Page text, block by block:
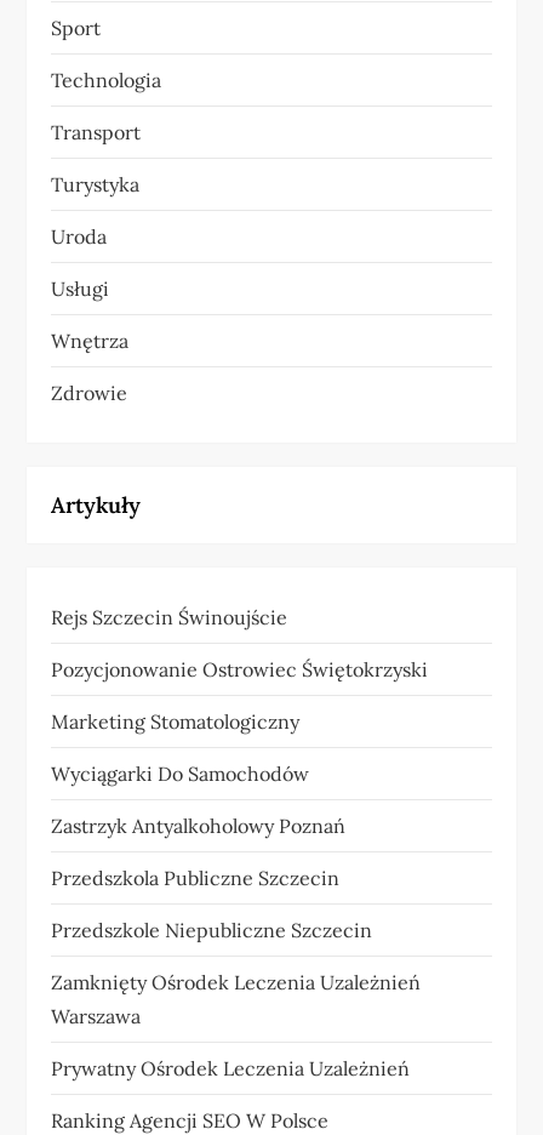
Sport
Technologia
Transport
Turystyka
Uroda
Usługi
Wnętrza
Zdrowie
Artykuły
Rejs Szczecin Świnoujście
Pozycjonowanie Ostrowiec Świętokrzyski
Marketing Stomatologiczny
Wyciągarki Do Samochodów
Zastrzyk Antyalkoholowy Poznań
Przedszkola Publiczne Szczecin
Przedszkole Niepubliczne Szczecin
Zamknięty Ośrodek Leczenia Uzależnień
Warszawa
Prywatny Ośrodek Leczenia Uzależnień
Ranking Agencji SEO W Polsce